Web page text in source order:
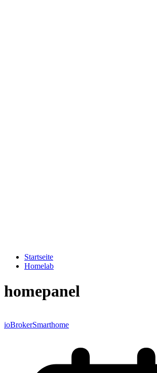
Startseite
Homelab
homepanel
ioBrokerSmarthome